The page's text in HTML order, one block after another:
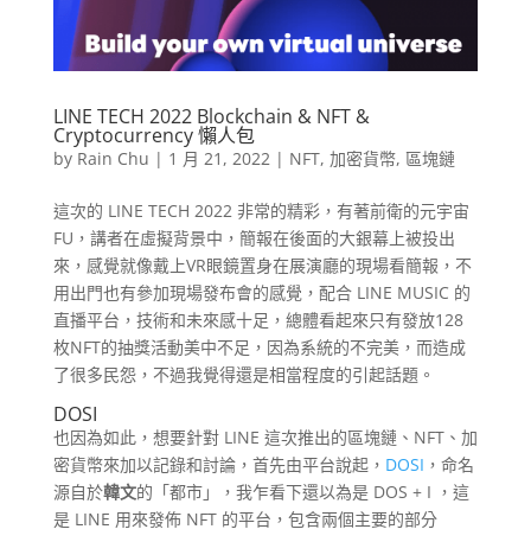
LINE TECH 2022 Blockchain & NFT &
Cryptocurrency 懶人包
by Rain Chu | 1 月 21, 2022| NFT, 加密貨幣, 區塊鏈
這次的 LINE TECH 2022 非常的精彩，有著前衛的元宇宙
FU，講者在虛擬背景中，簡報在後面的大銀幕上被投出
來，感覺就像戴上VR眼鏡置身在展演廳的現場看簡報，不
用出門也有參加現場發布會的感覺，配合 LINE MUSIC 的
直播平台，技術和未來感十足，總體看起來只有發放128
枚NFT的抽獎活動美中不足，因為系統的不完美，而造成
了很多民怨，不過我覺得還是相當程度的引起話題。
DOSI
也因為如此，想要針對 LINE 這次推出的區塊鏈、NFT、加
密貨幣來加以記錄和討論，首先由平台說起， DOSI ，命名
源自於韓文的「都市」，我乍看下還以為是 DOS + I ，這
是 LINE 用來發佈 NFT 的平台，包含兩個主要的部分